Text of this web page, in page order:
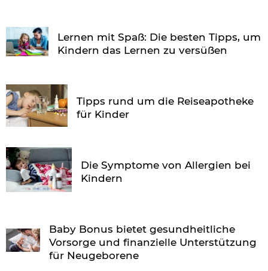
Lernen mit Spaß: Die besten Tipps, um
Kindern das Lernen zu versüßen
Tipps rund um die Reiseapotheke
für Kinder
Die Symptome von Allergien bei
Kindern
Baby Bonus bietet gesundheitliche
Vorsorge und finanzielle Unterstützung
für Neugeborene